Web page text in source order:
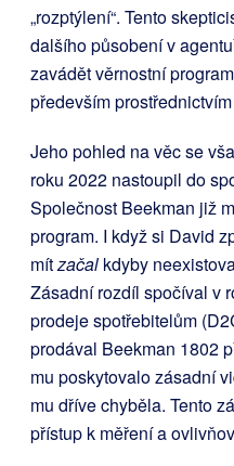
„rozptýlení“. Tento
dalšího působení v
zavádět věrnostní
především
Jeho pohled na věc se
roku 2022 nastoupil do
Společnost Beekman již
program. I když si David
mítzačal kdyby
Zásadní rozdíl spočíval v
prodeje spotřebitelům
prodával Beekman 1802
mu poskytovalo zásadní
mu dříve chyběla. Tento
přístup k měření a